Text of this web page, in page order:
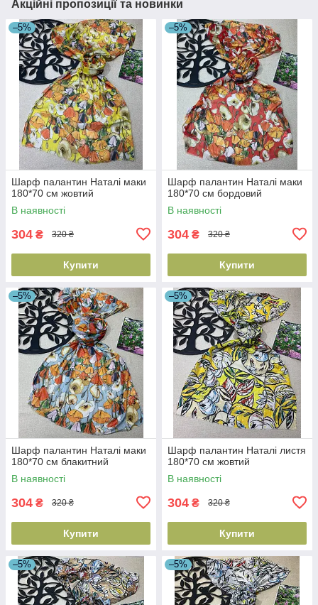
Акційні пропозиції та новинки
–5%
Шарф палантин Наталі маки
180*70 см жовтий
В наявності
304 ₴ 320 ₴
Купити
–5%
Шарф палантин Наталі маки
180*70 см бордовий
В наявності
304 ₴ 320 ₴
Купити
–5%
Шарф палантин Наталі маки
180*70 см блакитний
В наявності
304 ₴ 320 ₴
Купити
–5%
Шарф палантин Наталі листя
180*70 см жовтий
В наявності
304 ₴ 320 ₴
Купити
–5% –5%